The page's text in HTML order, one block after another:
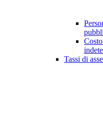
Tassi di